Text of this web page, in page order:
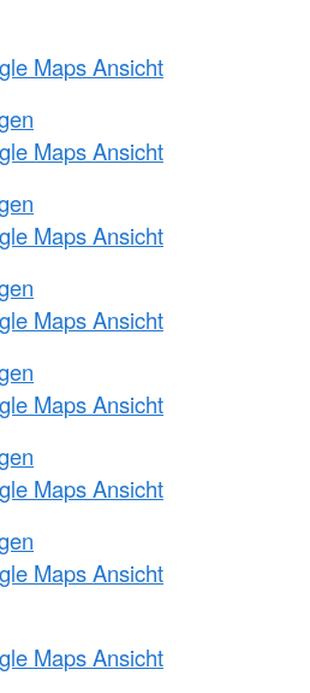
Maps Ansicht
Maps Ansicht
Maps Ansicht
Maps Ansicht
Maps Ansicht
Maps Ansicht
Maps Ansicht
Maps Ansicht